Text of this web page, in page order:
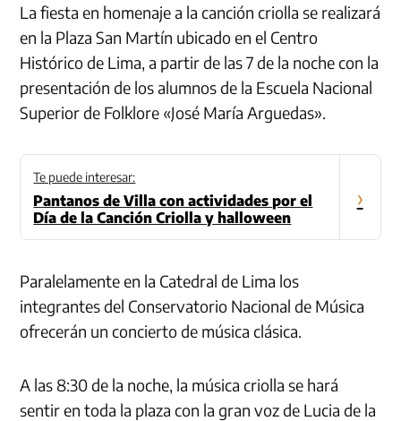
La fiesta en homenaje a la canción criolla se realizará
en la Plaza San Martín ubicado en el Centro
Histórico de Lima, a partir de las 7 de la noche con la
presentación de los alumnos de la Escuela Nacional
Superior de Folklore «José María Arguedas».
Te puede interesar:
Pantanos de Villa con actividades por el
Día de la Canción Criolla y halloween
›
Paralelamente en la Catedral de Lima los
integrantes del Conservatorio Nacional de Música
ofrecerán un concierto de música clásica.
A las 8:30 de la noche, la música criolla se hará
sentir en toda la plaza con la gran voz de Lucia de la